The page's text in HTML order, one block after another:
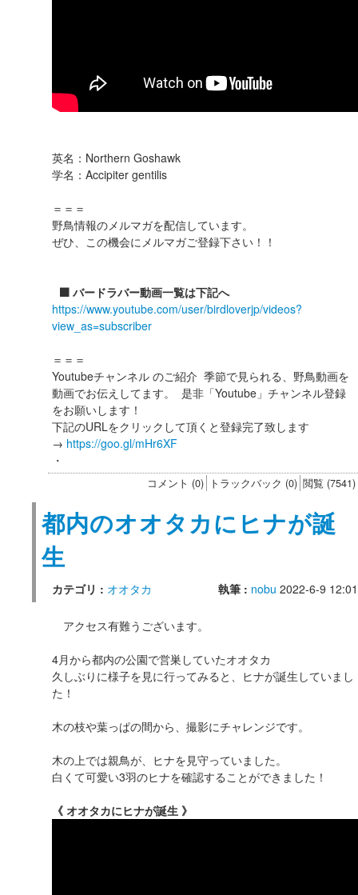
英名：Northern Goshawk
学名：Accipiter gentilis
＝＝＝
野鳥情報のメルマガを配信しています。
ぜひ、この機会にメルマガご登録下さい！！
⬛️ バードラバー動画一覧は下記へ
https://www.youtube.com/user/birdloverjp/videos?
view_as=subscriber
＝＝＝
Youtubeチャンネル のご紹介 季節で見られる、野鳥動画を
動画でお伝えしてます。 是非「Youtube」チャンネル登録
をお願いします！
下記のURLをクリックして頂くと登録完了致します
→ https://goo.gl/mHr6XF
・
コメント (0) トラックバック (0) 閲覧 (7541)
都内のオオタカにヒナが誕
生
カテゴリ : オオタカ 執筆 : nobu 2022-6-9 12:01
アクセス有難うございます。
4月から都内の公園で営巣していたオオタカ
久しぶりに様子を見に行ってみると、ヒナが誕生していまし
た！
木の枝や葉っぱの間から、撮影にチャレンジです。
木の上では親鳥が、ヒナを見守っていました。
白くて可愛い3羽のヒナを確認することができました！
《 オオタカにヒナが誕生 》